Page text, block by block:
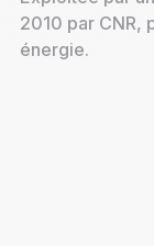
2010 par CNR,
énergie.